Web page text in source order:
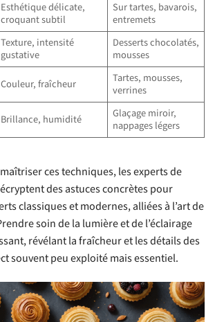
Esthétique délicate,
croquant subtil
Sur tartes, bavarois,
entremets
Texture, intensité
gustative
Desserts chocolatés,
mousses
Couleur, fraîcheur
Tartes, mousses,
verrines
Brillance, humidité
Glaçage miroir,
nappages légers
ces techniques, les experts de
des astuces concrètes pour
classiques et modernes, alliées à l’art de
soin de la lumière et de l’éclairage
révélant la fraîcheur et les détails des
souvent peu exploité mais essentiel.